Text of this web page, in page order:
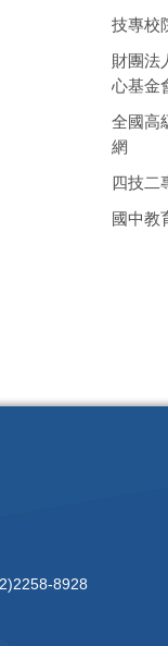
技專校
財團法
心基金
全國高
網
四技二
國中教
8928